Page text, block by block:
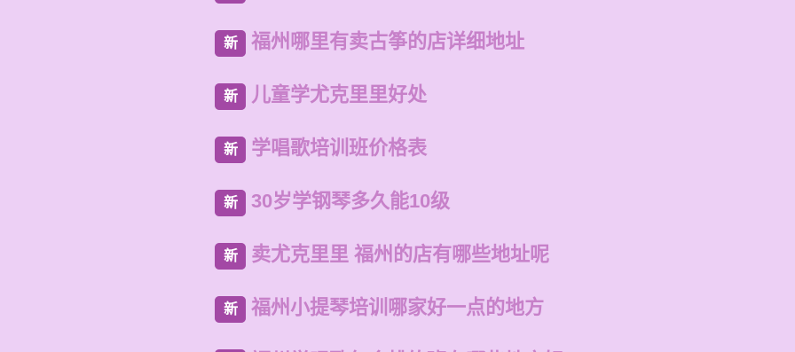
新 福州哪里有卖古筝的店详细地址
新 儿童学尤克里里好处
新 学唱歌培训班价格表
新 30岁学钢琴多久能10级
新 卖尤克里里 福州的店有哪些地址呢
新 福州小提琴培训哪家好一点的地方